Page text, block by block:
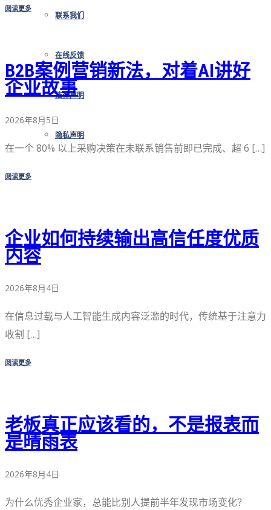
联系我们
在线反馈
法律声明
隐私声明
阅读更多
B2B案例营销新法，对着AI讲好
企业故事
2026年8月5日
在一个 80% 以上采购决策在未联系销售前即已完成、超 6 […]
阅读更多
企业如何持续输出高信任度优质
内容
2026年8月4日
在信息过载与人工智能生成内容泛滥的时代，传统基于注意力
收割 […]
阅读更多
老板真正应该看的，不是报表而
是晴雨表
2026年8月4日
为什么优秀企业家，总能比别人提前半年发现市场变化？